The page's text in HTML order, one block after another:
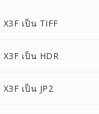
X3F เป็น TIFF
X3F เป็น HDR
X3F เป็น JP2